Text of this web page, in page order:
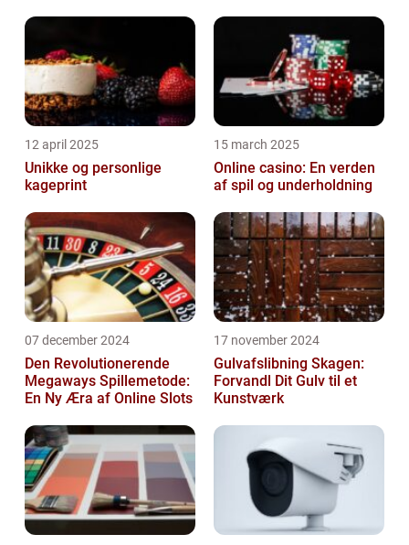
12 april 2025
Unikke og personlige
kageprint
15 march 2025
Online casino: En verden
af spil og underholdning
07 december 2024
Den Revolutionerende
Megaways Spillemetode:
En Ny Æra af Online Slots
17 november 2024
Gulvafslibning Skagen:
Forvandl Dit Gulv til et
Kunstværk